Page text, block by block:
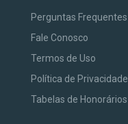
Perguntas Frequentes
Fale Conosco
Termos de Uso
Política de Privacidade
Tabelas de Honorários